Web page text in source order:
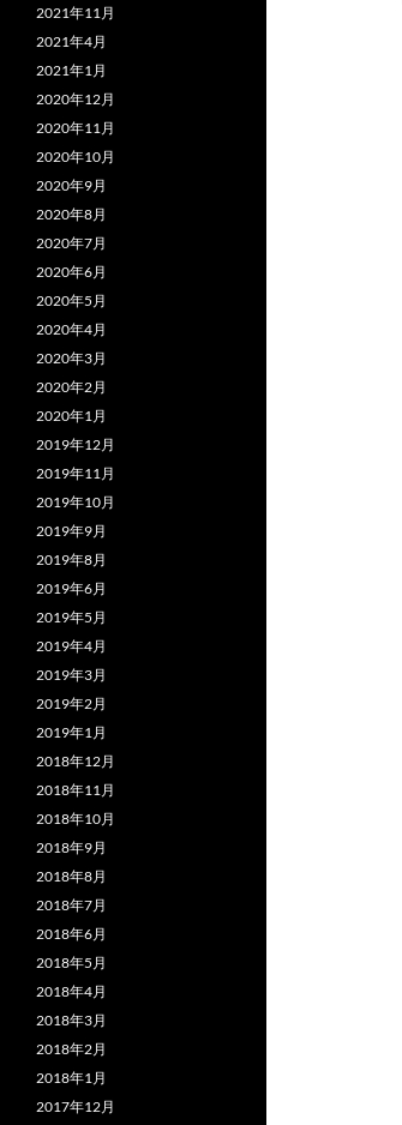
2021年11月
2021年4月
2021年1月
2020年12月
2020年11月
2020年10月
2020年9月
2020年8月
2020年7月
2020年6月
2020年5月
2020年4月
2020年3月
2020年2月
2020年1月
2019年12月
2019年11月
2019年10月
2019年9月
2019年8月
2019年6月
2019年5月
2019年4月
2019年3月
2019年2月
2019年1月
2018年12月
2018年11月
2018年10月
2018年9月
2018年8月
2018年7月
2018年6月
2018年5月
2018年4月
2018年3月
2018年2月
2018年1月
2017年12月